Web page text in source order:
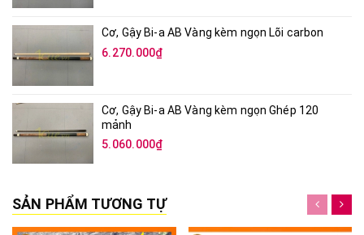
Cơ, Gậy Bi-a AB Vàng kèm ngọn Lõi carbon
6.270.000₫
Cơ, Gậy Bi-a AB Vàng kèm ngọn Ghép 120
mảnh
5.060.000₫
SẢN PHẨM TƯƠNG TỰ